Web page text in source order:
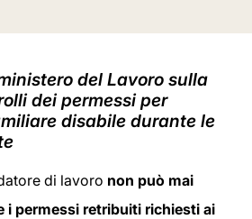
del Lavoro sulla
dei permessi per
disabile durante le
di lavoro non può mai
i permessi retribuiti richiesti ai